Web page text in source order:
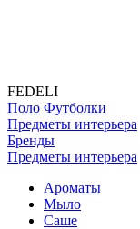
FEDELI
Поло Футболки
Предметы интерьера
Бренды
Предметы интерьера
Ароматы
Мыло
Саше